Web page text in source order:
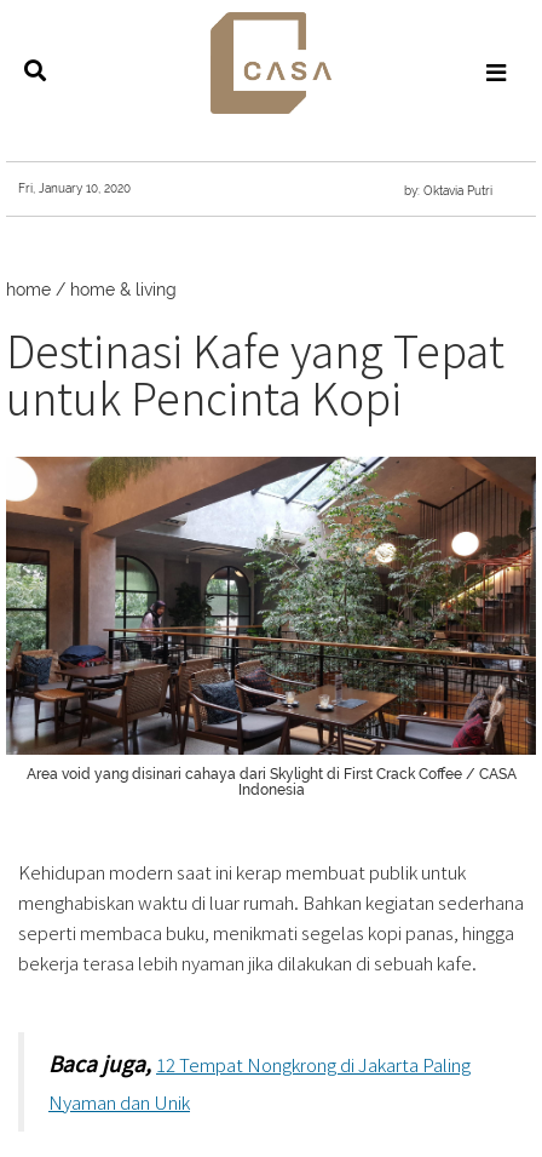
Fri, January 10, 2020 by: Oktavia Putri
home / home & living
Destinasi Kafe yang Tepat
untuk Pencinta Kopi
Area void yang disinari cahaya dari Skylight di First Crack Coffee / CASA
Indonesia
Kehidupan modern saat ini kerap membuat publik untuk
menghabiskan waktu di luar rumah. Bahkan kegiatan sederhana
seperti membaca buku, menikmati segelas kopi panas, hingga
bekerja terasa lebih nyaman jika dilakukan di sebuah kafe.
Baca juga, 12 Tempat Nongkrong di Jakarta Paling
Nyaman dan Unik